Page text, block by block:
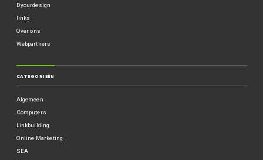
Dyourdesign
links
Over ons
Webpartners
CATEGORIEËN
Algemeen
Computers
Linkbuilding
Online Marketing
SEA